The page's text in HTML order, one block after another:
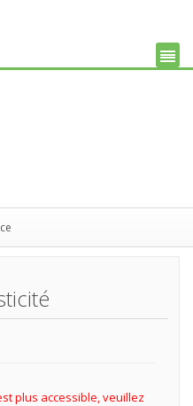
plus accessible, veuillez